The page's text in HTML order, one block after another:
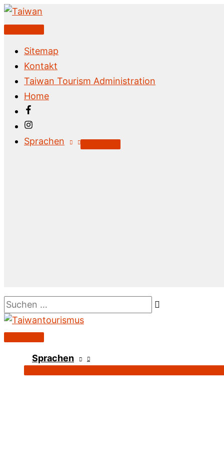
Zum
Inhalt
Above
Sitemap
Kontakt
Taiwan Tourism Administration
Home
Sprachen
Suchen …
Hauptmenü
Sprachen